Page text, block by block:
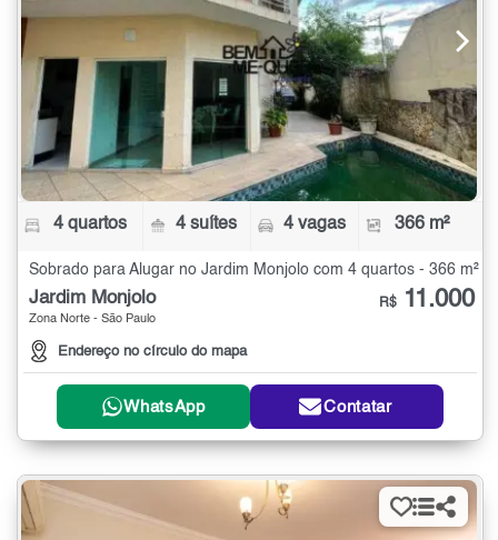
4 quartos 4 suítes 4 vagas 366 m²
Sobrado para Alugar no Jardim Monjolo com 4 quartos - 366 m²
Jardim Monjolo
Zona Norte - São Paulo
Endereço no círculo do mapa
R$ 11.000
WhatsApp Contatar